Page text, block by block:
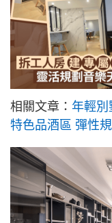
相關文章： 年輕別
特色品酒區 彈性